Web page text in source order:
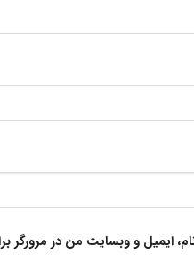
ایمیل و وبسایت من در مرورگر برای